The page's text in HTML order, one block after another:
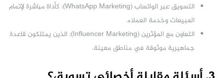
التسويق عبر الواتساب (WhatsApp Marketing): كأداة مباشرة لإتمام
المبيعات وخدمة العملاء.
التعاون مع المؤثرين (Influencer Marketing): الذين يمتلكون قاعدة
جماهيرية موثوقة في مناطق معينة.